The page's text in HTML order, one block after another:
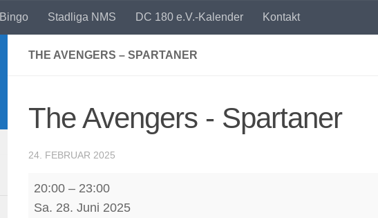
Bingo Stadliga NMS DC 180 e.V.-Kalender Kontakt
THE AVENGERS – SPARTANER
The Avengers - Spartaner
24. FEBRUAR 2025
The
Avengers
20:00 – 23:00
Sa. 28. Juni 2025